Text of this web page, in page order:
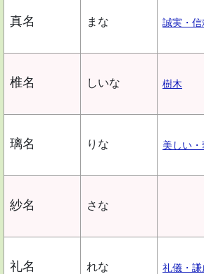
真名 まな 誠実・信
椎名 しいな 樹木
璃名 りな 美しい
紗名 さな
礼名 れな 礼儀・謙